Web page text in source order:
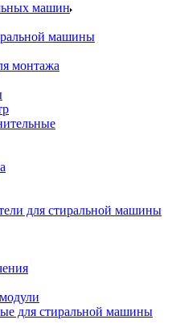
машин
машины
монтажа
для стиральной машины
для стиральной машины